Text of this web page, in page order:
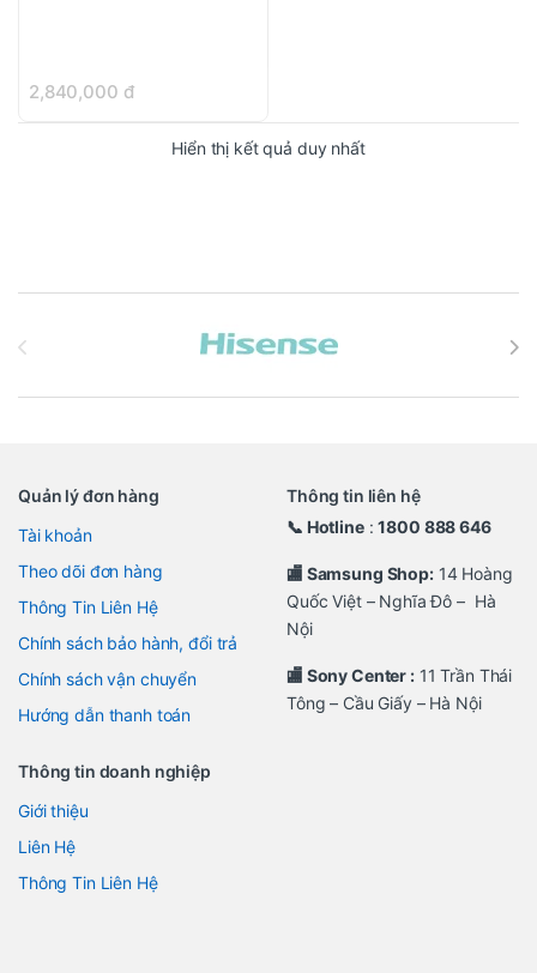
2,840,000 đ
Hiển thị kết quả duy nhất
Quản lý đơn hàng
Tài khoản
Theo dõi đơn hàng
Thông Tin Liên Hệ
Chính sách bảo hành, đổi trả
Chính sách vận chuyển
Hướng dẫn thanh toán
Thông tin liên hệ
📞 Hotline:1800 888 646
🏬 Samsung Shop:14 Hoàng
Quốc Việt – Nghĩa Đô – Hà
Nội
🏬 Sony Center :11 Trần Thái
Tông – Cầu Giấy – Hà Nội
Thông tin doanh nghiệp
Giới thiệu
Liên Hệ
Thông Tin Liên Hệ